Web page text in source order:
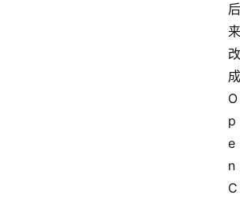
后
来
改
成
O
p
e
n
C